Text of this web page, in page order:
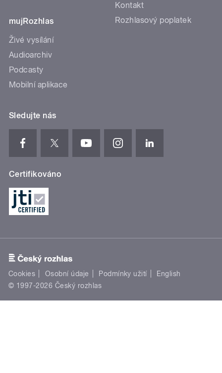
mujRozhlas
Živé vysílání
Audioarchiv
Podcasty
Mobilní aplikace
Kontakt
Rozhlasový poplatek
Sledujte nás
Certifikováno
Cookies Osobní údaje Podmínky užití
English
© 1997-2026 Český rozhlas